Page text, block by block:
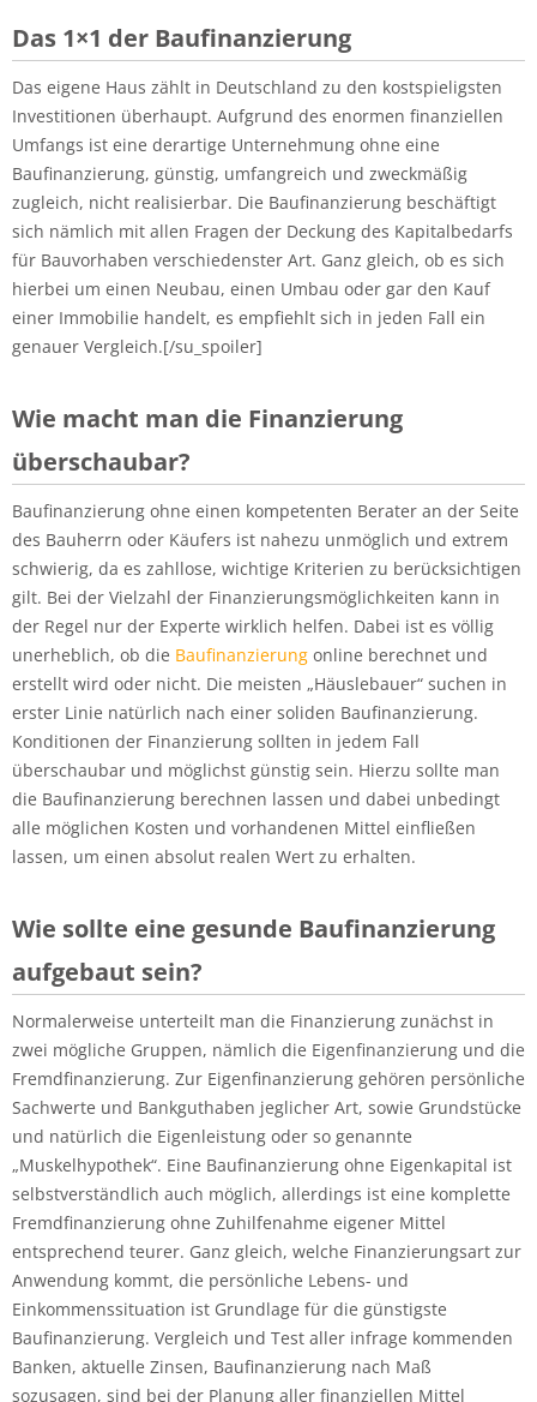
Das 1×1 der Baufinanzierung
Das eigene Haus zählt in Deutschland zu den kostspieligsten
Investitionen überhaupt. Aufgrund des enormen finanziellen
Umfangs ist eine derartige Unternehmung ohne eine
Baufinanzierung, günstig, umfangreich und zweckmäßig
zugleich, nicht realisierbar. Die Baufinanzierung beschäftigt
sich nämlich mit allen Fragen der Deckung des Kapitalbedarfs
für Bauvorhaben verschiedenster Art. Ganz gleich, ob es sich
hierbei um einen Neubau, einen Umbau oder gar den Kauf
einer Immobilie handelt, es empfiehlt sich in jeden Fall ein
genauer Vergleich.[/su_spoiler]
Wie macht man die Finanzierung
überschaubar?
Baufinanzierung ohne einen kompetenten Berater an der Seite
des Bauherrn oder Käufers ist nahezu unmöglich und extrem
schwierig, da es zahllose, wichtige Kriterien zu berücksichtigen
gilt. Bei der Vielzahl der Finanzierungsmöglichkeiten kann in
der Regel nur der Experte wirklich helfen. Dabei ist es völlig
unerheblich, ob die Baufinanzierung online berechnet und
erstellt wird oder nicht. Die meisten „Häuslebauer“ suchen in
erster Linie natürlich nach einer soliden Baufinanzierung.
Konditionen der Finanzierung sollten in jedem Fall
überschaubar und möglichst günstig sein. Hierzu sollte man
die Baufinanzierung berechnen lassen und dabei unbedingt
alle möglichen Kosten und vorhandenen Mittel einfließen
lassen, um einen absolut realen Wert zu erhalten.
Wie sollte eine gesunde Baufinanzierung
aufgebaut sein?
Normalerweise unterteilt man die Finanzierung zunächst in
zwei mögliche Gruppen, nämlich die Eigenfinanzierung und die
Fremdfinanzierung. Zur Eigenfinanzierung gehören persönliche
Sachwerte und Bankguthaben jeglicher Art, sowie Grundstücke
und natürlich die Eigenleistung oder so genannte
„Muskelhypothek“. Eine Baufinanzierung ohne Eigenkapital ist
selbstverständlich auch möglich, allerdings ist eine komplette
Fremdfinanzierung ohne Zuhilfenahme eigener Mittel
entsprechend teurer. Ganz gleich, welche Finanzierungsart zur
Anwendung kommt, die persönliche Lebens- und
Einkommenssituation ist Grundlage für die günstigste
Baufinanzierung. Vergleich und Test aller infrage kommenden
Banken, aktuelle Zinsen, Baufinanzierung nach Maß
sozusagen, sind bei der Planung aller finanziellen Mittel